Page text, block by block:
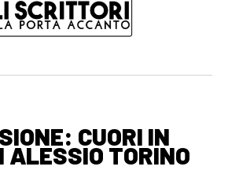
CUORI IN
ALESSIO TORINO